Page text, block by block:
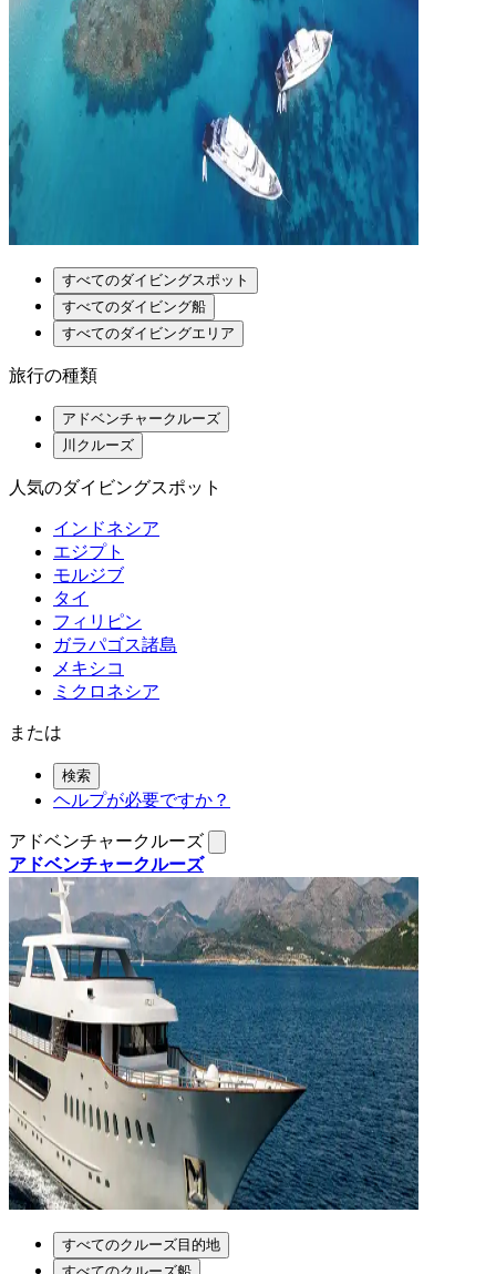
すべてのダイビングスポット
すべてのダイビング船
すべてのダイビングエリア
旅行の種類
アドベンチャークルーズ
川クルーズ
人気のダイビングスポット
インドネシア
エジプト
モルジブ
タイ
フィリピン
ガラパゴス諸島
メキシコ
ミクロネシア
または
検索
ヘルプが必要ですか？
アドベンチャークルーズ
アドベンチャークルーズ
すべてのクルーズ目的地
すべてのクルーズ船